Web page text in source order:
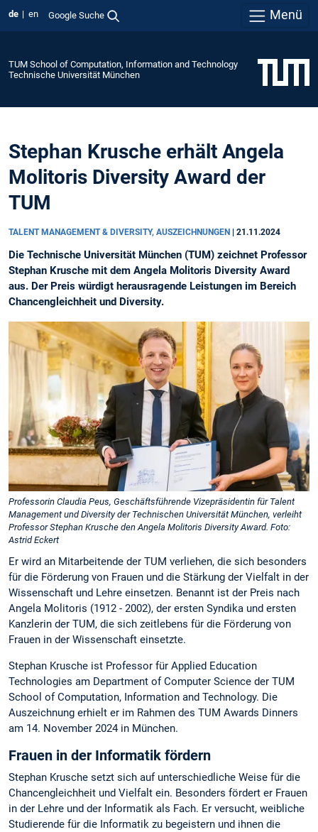
de en Google Suche Menü
TUM School of Computation, Information and Technology
Technische Universität München
Stephan Krusche erhält Angela
Molitoris Diversity Award der
TUM
TALENT MANAGEMENT & DIVERSITY, AUSZEICHNUNGEN 21.11.2024
Die Technische Universität München (TUM) zeichnet Professor
Stephan Krusche mit dem Angela Molitoris Diversity Award
aus. Der Preis würdigt herausragende Leistungen im Bereich
Chancengleichheit und Diversity.
Professorin Claudia Peus, Geschäftsführende Vizepräsidentin für Talent
Management und Diversity der Technischen Universität München, verleiht
Professor Stephan Krusche den Angela Molitoris Diversity Award. Foto:
Astrid Eckert
Er wird an Mitarbeitende der TUM verliehen, die sich besonders
für die Förderung von Frauen und die Stärkung der Vielfalt in der
Wissenschaft und Lehre einsetzen. Benannt ist der Preis nach
Angela Molitoris (1912 - 2002), der ersten Syndika und ersten
Kanzlerin der TUM, die sich zeitlebens für die Förderung von
Frauen in der Wissenschaft einsetzte.
Stephan Krusche ist Professor für Applied Education
Technologies am Department of Computer Science der TUM
School of Computation, Information and Technology. Die
Auszeichnung erhielt er im Rahmen des TUM Awards Dinners
am 14. November 2024 in München.
Frauen in der Informatik fördern
Stephan Krusche setzt sich auf unterschiedliche Weise für die
Chancengleichheit und Vielfalt ein. Besonders fördert er Frauen
in der Lehre und der Informatik als Fach. Er versucht, weibliche
Studierende für die Informatik zu begeistern und ihnen die